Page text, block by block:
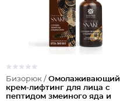
Бизорюк / Омолаживающий
крем-лифтинг для лица с
пептидом змеиного яда и